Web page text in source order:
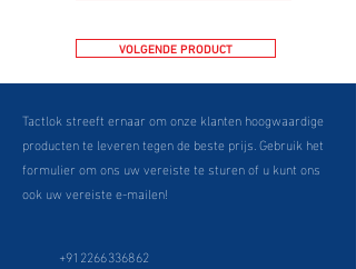
VOLGENDE PRODUCT
Tactlok streeft ernaar om onze klanten hoogwaardige
producten te leveren tegen de beste prijs. Gebruik het
formulier om ons uw vereiste te sturen of u kunt ons
ook uw vereiste e-mailen!
+912266336862